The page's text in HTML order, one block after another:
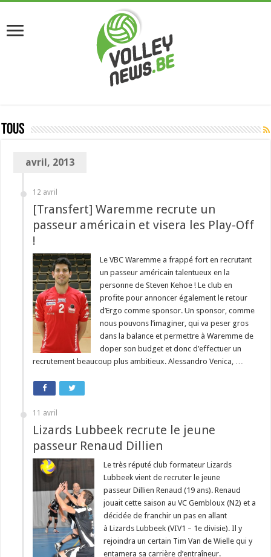
Tous
avril, 2013
12 avril
[Transfert] Waremme recrute un
passeur américain et visera les Play-Off
!
Le VBC Waremme a frappé fort en recrutant
un passeur américain talentueux en la
personne de Steven Kehoe ! Le club en
profite pour annoncer également le retour
d’Ergo comme sponsor. Un sponsor, comme
nous pouvons l’imaginer, qui va peser gros
dans la balance et permettre à Waremme de
doper son budget et donc d’effectuer un
recrutement beaucoup plus ambitieux. Alessandro Venica, …
11 avril
Lizards Lubbeek recrute le jeune
passeur Renaud Dillien
Le très réputé club formateur Lizards
Lubbeek vient de recruter le jeune
passeur Dillien Renaud (19 ans). Renaud
jouait cette saison au VC Gembloux (N2) et a
décidée de franchir un pas en allant
à Lizards Lubbeek (VIV1 – 1e divisie). Il y
rejoindra un certain Tim Van de Wielle qui y
entamera sa carrière d’entraîneur.